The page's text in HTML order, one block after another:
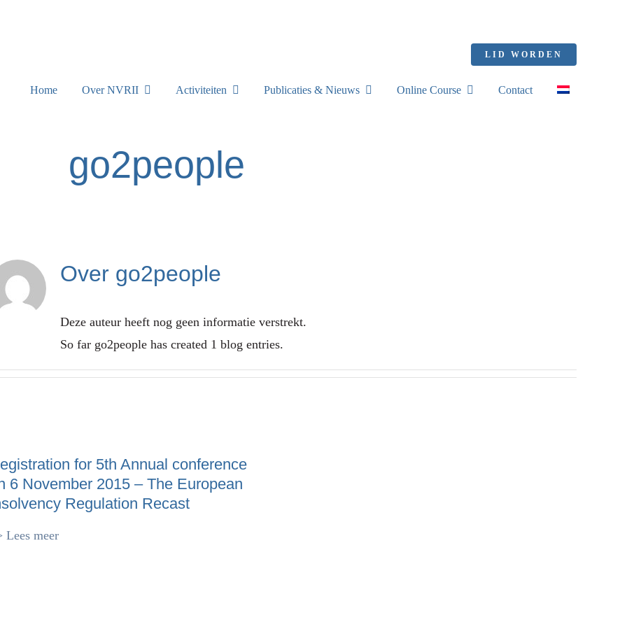
LID WORDEN
Home Over NVRII Activiteiten Publicaties & Nieuws Online Course Contact
go2people
Over go2people
Deze auteur heeft nog geen informatie verstrekt.
So far go2people has created 1 blog entries.
for 5th Annual conference
6 November 2015 – The European
Regulation Recast
Lees meer